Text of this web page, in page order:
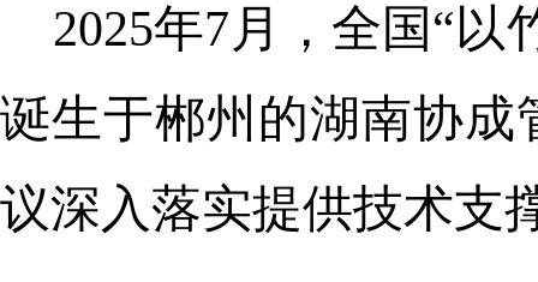
2025年7月，全国“以
诞生于郴州的湖南协成
议深入落实提供技术支